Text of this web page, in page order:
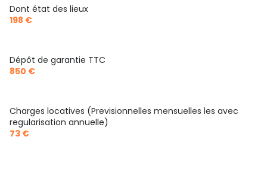
Dont état des lieux
198 €
Dépôt de garantie TTC
850 €
Charges locatives (Previsionnelles mensuelles les avec
regularisation annuelle)
73 €